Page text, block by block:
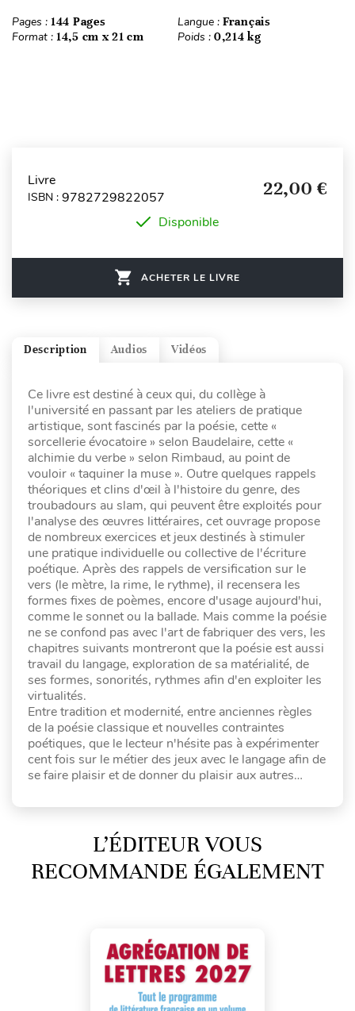
Pages : 144 Pages Langue : Français
Format : 14,5 cm x 21 cm Poids : 0,214 kg
Livre
ISBN : 9782729822057 22,00 €
Disponible
ACHETER LE LIVRE
Vidéos
Audios
Description
Ce livre est destiné à ceux qui, du collège à
l'université en passant par les ateliers de pratique
artistique, sont fascinés par la poésie, cette «
sorcellerie évocatoire » selon Baudelaire, cette «
alchimie du verbe » selon Rimbaud, au point de
vouloir « taquiner la muse ». Outre quelques rappels
théoriques et clins d'œil à l'histoire du genre, des
troubadours au slam, qui peuvent être exploités pour
l'analyse des œuvres littéraires, cet ouvrage propose
de nombreux exercices et jeux destinés à stimuler
une pratique individuelle ou collective de l'écriture
poétique. Après des rappels de versification sur le
vers (le mètre, la rime, le rythme), il recensera les
formes fixes de poèmes, encore d'usage aujourd'hui,
comme le sonnet ou la ballade. Mais comme la poésie
ne se confond pas avec l'art de fabriquer des vers, les
chapitres suivants montreront que la poésie est aussi
travail du langage, exploration de sa matérialité, de
ses formes, sonorités, rythmes afin d'en exploiter les
virtualités.
Entre tradition et modernité, entre anciennes règles
de la poésie classique et nouvelles contraintes
poétiques, que le lecteur n'hésite pas à expérimenter
cent fois sur le métier des jeux avec le langage afin de
se faire plaisir et de donner du plaisir aux autres…
L’ÉDITEUR VOUS
RECOMMANDE ÉGALEMENT